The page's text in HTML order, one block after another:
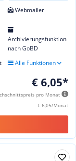
Webmailer
Archivierungsfunktion
nach GoBD
Alle Funktionen
€ 6,05*
pro Monat
€ 6,05/Monat